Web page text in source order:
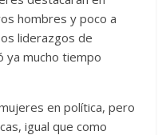
hombres y poco a
liderazgos de
ya mucho tiempo
en política, pero
igual que como